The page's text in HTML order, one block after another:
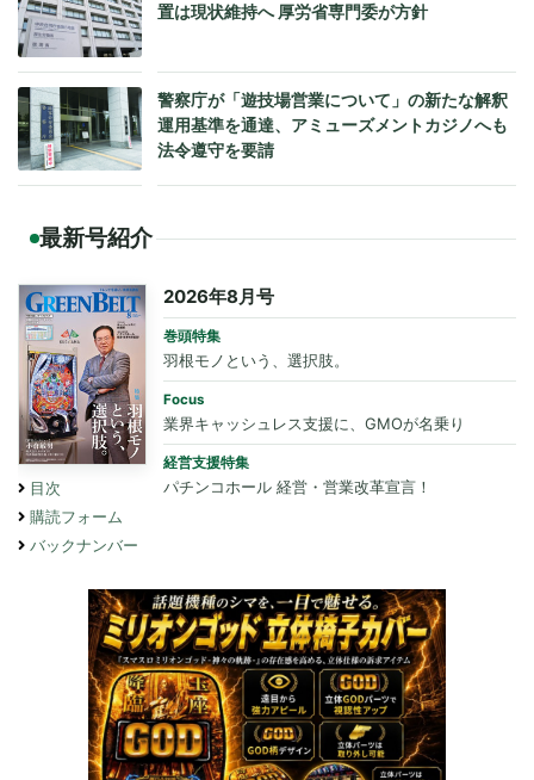
置は現状維持へ 厚労省専門委が方針
警察庁が「遊技場営業について」の新たな解釈
運用基準を通達、アミューズメントカジノへも
法令遵守を要請
最新号紹介
目次
購読フォーム
バックナンバー
2026年8月号
巻頭特集
羽根モノという、選択肢。
Focus
業界キャッシュレス支援に、GMOが名乗り
経営支援特集
パチンコホール 経営・営業改革宣言！